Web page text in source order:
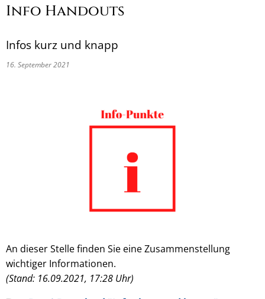
Info Handouts
Infos kurz und knapp
16. September 2021
An dieser Stelle finden Sie eine Zusammenstellung
wichtiger Informationen.
(Stand: 16.09.2021, 17:28 Uhr)